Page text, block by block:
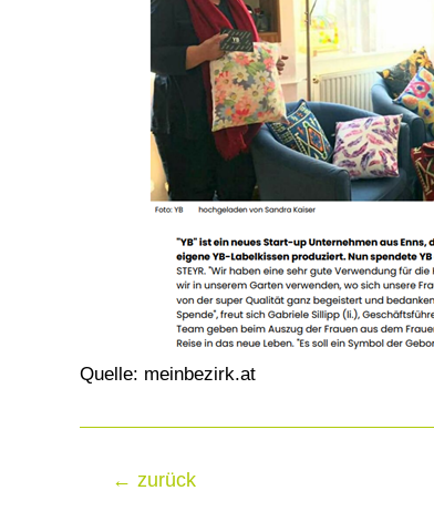
Quelle: meinbezirk.at
Beitragsnavigation
← zurück